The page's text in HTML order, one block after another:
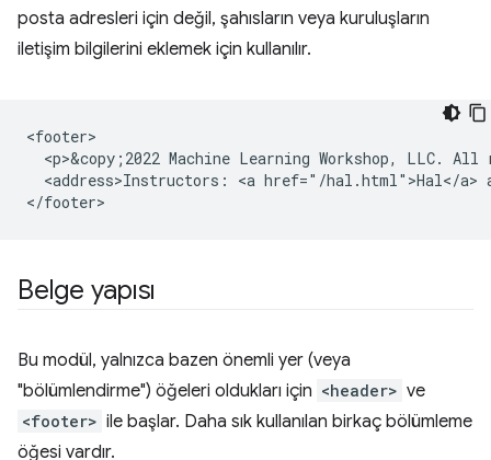
posta adresleri için değil, şahısların veya kuruluşların
iletişim bilgilerini eklemek için kullanılır.
<footer>
<p>&copy;2022 Machine Learning Workshop, LLC. All
<address>Instructors: <a href="/hal.html">Hal</a>
Belge yapısı
Bu modül, yalnızca bazen önemli yer (veya
"bölümlendirme") öğeleri oldukları için <header> ve
<footer> ile başlar. Daha sık kullanılan birkaç bölümleme
öğesi vardır.